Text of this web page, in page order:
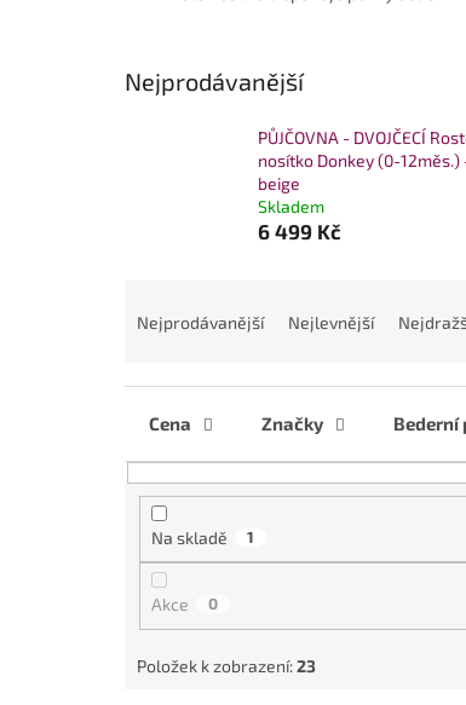
Nejprodávanější
PŮJČOVNA - DVOJČECÍ
nosítko Donkey (0-12měs.)
beige
Skladem
6 499 Kč
r
Nejprodávanější Nejlevnější
Cena Značky Bederní
Na skladě 1
Akce 0
Položek k zobrazení:23